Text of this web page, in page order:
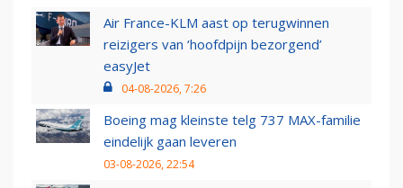
Air France-KLM aast op terugwinnen
reizigers van ‘hoofdpijn bezorgend’
easyJet
04-08-2026, 7:26
Boeing mag kleinste telg 737 MAX-familie
eindelijk gaan leveren
03-08-2026, 22:54